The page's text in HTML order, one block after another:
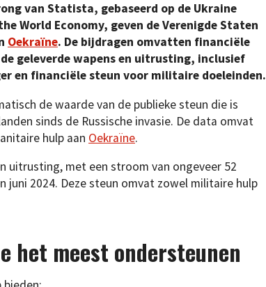
van Statista, gebaseerd op de Ukraine
World Economy, geven de Verenigde Staten
Oekraïne. De bijdragen omvatten financiële
geleverde wapens en uitrusting, inclusief
en financiële steun voor militaire doeleinden.
de waarde van de publieke steun die is
sinds de Russische invasie. De data omvat
hulp aan Oekraïne.
uitrusting, met een stroom van ongeveer 52
juni 2024. Deze steun omvat zowel militaire hulp
het meest ondersteunen